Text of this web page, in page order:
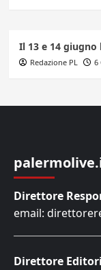
Il 13 e 14 giugno
Redazione PL 6
Direttore
email:
Direttore